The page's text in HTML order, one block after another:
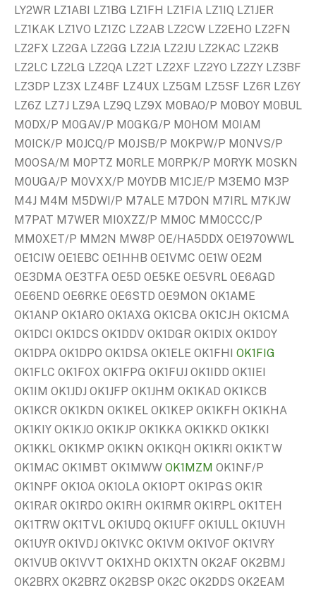
LY2WR LZ1ABI LZ1BG LZ1FH LZ1FIA LZ1IQ LZ1JER
LZ1KAK LZ1VO LZ1ZC LZ2AB LZ2CW LZ2EHO LZ2FN
LZ2FX LZ2GA LZ2GG LZ2JA LZ2JU LZ2KAC LZ2KB
LZ2LC LZ2LG LZ2QA LZ2T LZ2XF LZ2YO LZ2ZY LZ3BF
LZ3DP LZ3X LZ4BF LZ4UX LZ5GM LZ5SF LZ6R LZ6Y
LZ6Z LZ7J LZ9A LZ9Q LZ9X M0BAO/P M0BOY M0BUL
M0DX/P M0GAV/P M0GKG/P M0HOM M0IAM
M0ICK/P M0JCQ/P M0JSB/P M0KPW/P M0NVS/P
M0OSA/M M0PTZ M0RLE M0RPK/P M0RYK M0SKN
M0UGA/P M0VXX/P M0YDB M1CJE/P M3EMO M3P
M4J M4M M5DWI/P M7ALE M7DON M7IRL M7KJW
M7PAT M7WER MI0XZZ/P MM0C MM0CCC/P
MM0XET/P MM2N MW8P OE/HA5DDX OE1970WWL
OE1CIW OE1EBC OE1HHB OE1VMC OE1W OE2M
OE3DMA OE3TFA OE5D OE5KE OE5VRL OE6AGD
OE6END OE6RKE OE6STD OE9MON OK1AME
OK1ANP OK1ARO OK1AXG OK1CBA OK1CJH OK1CMA
OK1DCI OK1DCS OK1DDV OK1DGR OK1DIX OK1DOY
OK1DPA OK1DPO OK1DSA OK1ELE OK1FHI OK1FIG
OK1FLC OK1FOX OK1FPG OK1FUJ OK1IDD OK1IEI
OK1IM OK1JDJ OK1JFP OK1JHM OK1KAD OK1KCB
OK1KCR OK1KDN OK1KEL OK1KEP OK1KFH OK1KHA
OK1KIY OK1KJO OK1KJP OK1KKA OK1KKD OK1KKI
OK1KKL OK1KMP OK1KN OK1KQH OK1KRI OK1KTW
OK1MAC OK1MBT OK1MWW OK1MZM OK1NF/P
OK1NPF OK1OA OK1OLA OK1OPT OK1PGS OK1R
OK1RAR OK1RDO OK1RH OK1RMR OK1RPL OK1TEH
OK1TRW OK1TVL OK1UDQ OK1UFF OK1ULL OK1UVH
OK1UYR OK1VDJ OK1VKC OK1VM OK1VOF OK1VRY
OK1VUB OK1VVT OK1XHD OK1XTN OK2AF OK2BMJ
OK2BRX OK2BRZ OK2BSP OK2C OK2DDS OK2EAM